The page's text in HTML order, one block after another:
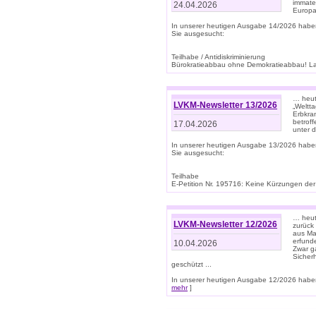
24.04.2026
In unserer heutigen Ausgabe 14/2026
Sie ausgesucht:
Teilhabe / Antidiskriminierung
Bürokratieabbau ohne Demokratieabbau!
LVKM-Newsletter 13/2026
17.04.2026
…
unter
In unserer heutigen Ausgabe 13/2026
Sie ausgesucht:
Teilhabe
E-Petition Nr. 195716: Keine Kürzungen
LVKM-Newsletter 12/2026
10.04.2026
…
zurück
aus
Zwar
geschützt ...
In unserer heutigen Ausgabe 12/2026
mehr]